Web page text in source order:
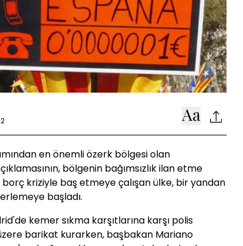
en önemli özerk bölgesi olan
bölgenin bağımsızlık ilan etme
kriziyle baş etmeye çalışan ülke, bir yandan
başladı.
kemer sıkma karşıtlarına karşı polis
barikat kurarken, başbakan Mariano